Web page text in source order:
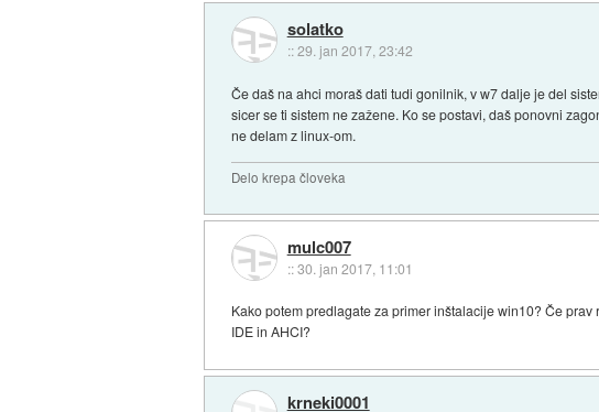
solatko
::29. jan 2017, 23:42
Če daš na ahci moraš dati tudi gonilnik, v w7 dalje je del
sicer se ti sistem ne zažene. Ko se postavi, daš ponovni
ne delam z linux-om.
Delo krepa človeka
mulc007
::30. jan 2017, 11:01
Kako potem predlagate za primer inštalacije win10? Če
IDE in AHCI?
krneki0001